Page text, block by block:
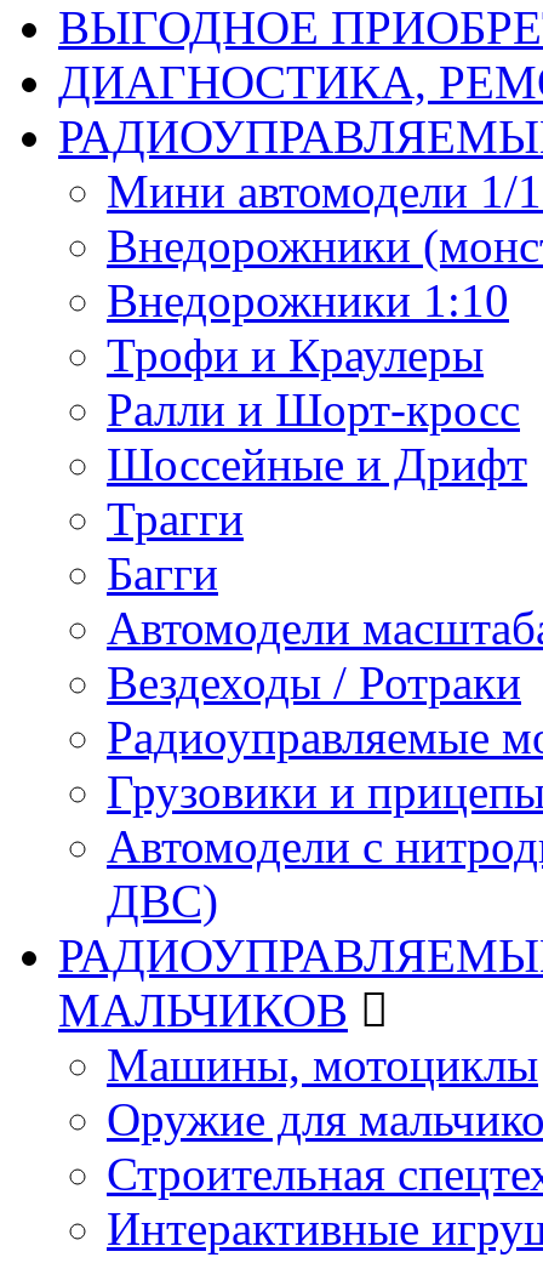
ВЫГОДНОЕ
ДИАГНОСТИКА,
Мини автомодели 1/
Внедорожники
Внедорожники 1:10
Трофи и Краулеры
Ралли и Шорт-кросс
Шоссейные и Дрифт
Трагги
Багги
Автомодели
Вездеходы / Ротраки
Радиоуправляемые
Грузовики и
Автомодели с
ДВС)
МАЛЬЧИКОВ
Машины, мотоциклы
Оружие для
Строительная
Интерактивные